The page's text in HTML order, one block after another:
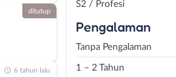
ditutup
6 tahun lalu
S2 / Profesi
Pengalaman
Tanpa Pengalaman
1 – 2 Tahun